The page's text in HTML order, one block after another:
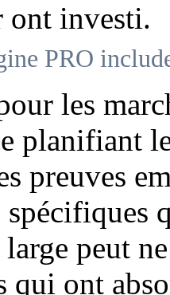
ont investi.
PRO
les
planifiant
preuves
spécifiques
peut
qui ont